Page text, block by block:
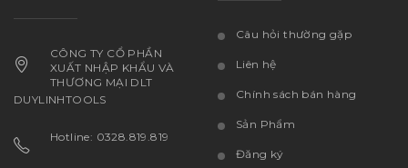
CÔNG TY CỔ PHẦN
XUẤT NHẬP KHẨU VÀ
THƯƠNG MẠI DLT
DUYLINHTOOLS
Hotline: 0328.819.819
Câu hỏi thường gặp
Liên hệ
Chính sách bán hàng
Sản Phẩm
Đăng ký